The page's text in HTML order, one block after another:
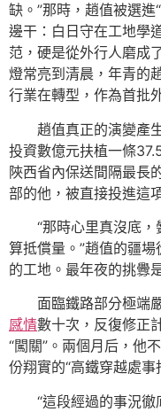
缺。”那時，趙值被選進
邊干：白日守在工地學
范，硬是從外行人磨成
燈常亮到清晨，年青的
行業在轉型，作為首批
趙值真正的演變產
投資數億元扶植一條
陜西省內保送間隔最長
部的他，被直接投進這
“那時心里真沒底
算抵償量。”趙值的疆
的工地。最年夜的挑釁
面臨鐵路部分極端
感情數十次，反復修正
“闖關”。兩個月后，他
份翔實的“高鐵穿越處事
“這段經過的事況